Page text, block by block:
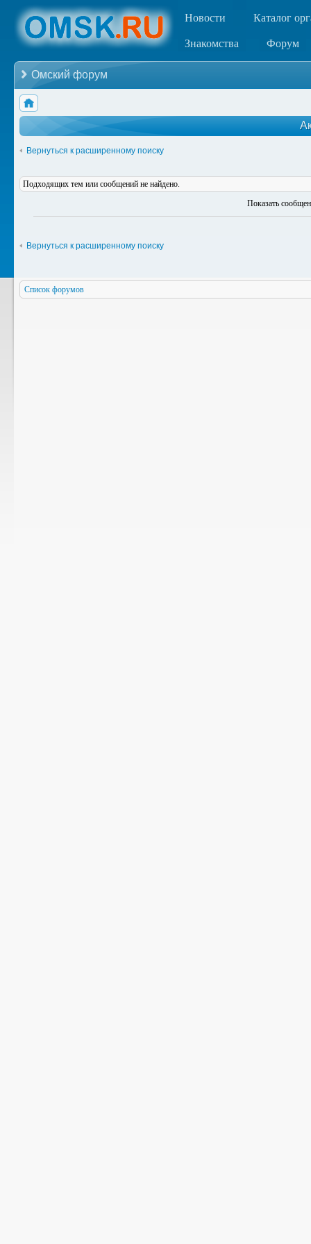
Новости Каталог
Знакомства Форум
Омский форум
Вернуться к расширенному поиску
Подходящих тем или сообщений не найдено.
Показать
Вернуться к расширенному поиску
Список форумов